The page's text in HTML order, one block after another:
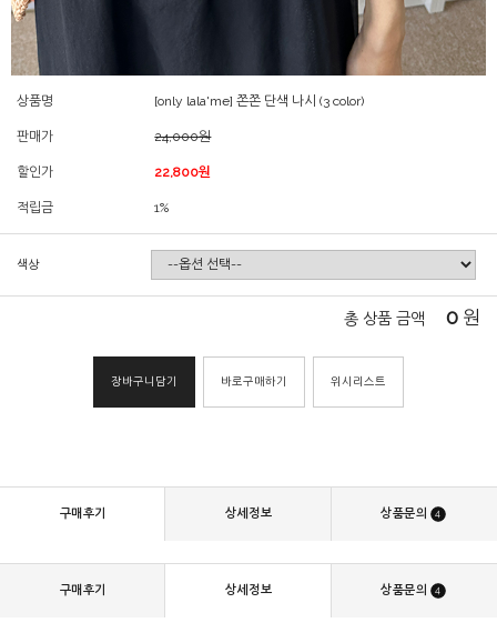
상품명 [only lala'me] 쫀쫀 단색 나시 (3 color)
판매가 24,000원
할인가 22,800원
적립금 1%
색상
총 상품 금액 0 원
장바구니담기 바로구매하기 위시리스트
구매후기 상세정보 상품문의 4
구매후기 상세정보 상품문의 4